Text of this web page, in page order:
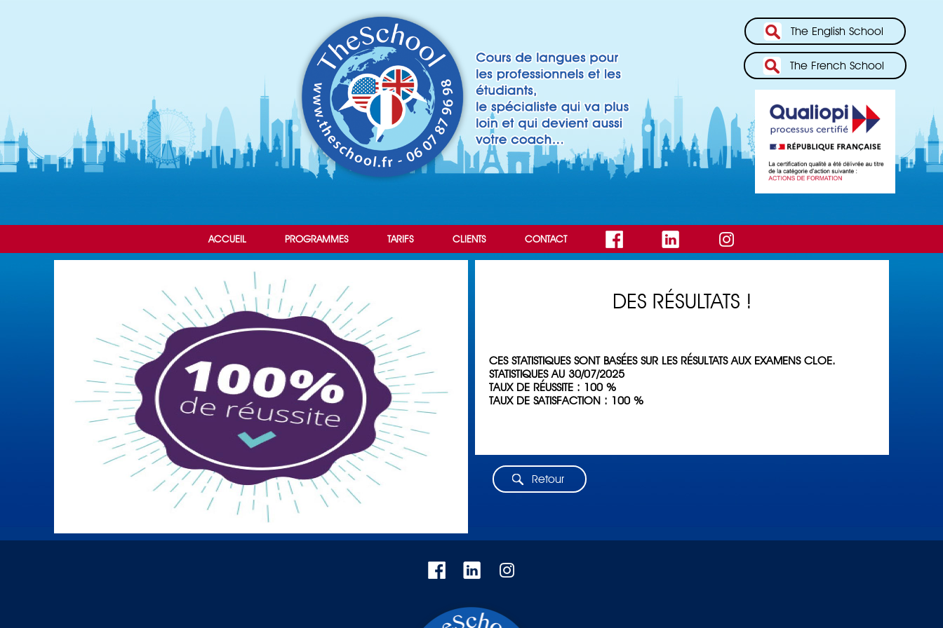
The English School
The French School
ACCUEIL PROGRAMMES TARIFS CLIENTS CONTACT
DES RÉSULTATS !
CES STATISTIQUES SONT BASÉES SUR LES RÉSULTATS AUX EXAMENS CLOE.
STATISTIQUES AU 30/07/2025
TAUX DE RÉUSSITE : 100 %
TAUX DE SATISFACTION : 100 %
Retour